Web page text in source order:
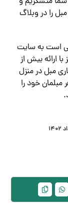
را در وبلاگ
است به سایت
ارائه بیش از
مبل در منزل
مبلمان خود را